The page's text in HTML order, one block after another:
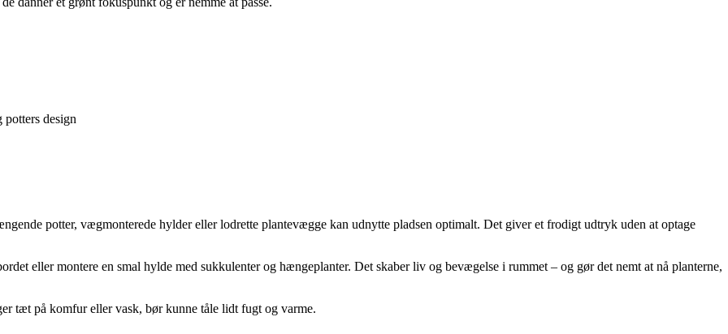
potters design
potter, vægmonterede hylder eller lodrette plantevægge kan udnytte pladsen optimalt. Det giver et frodigt udtryk uden at optage
eller montere en smal hylde med sukkulenter og hængeplanter. Det skaber liv og bevægelse i rummet – og gør det nemt at nå planterne,
tæt på komfur eller vask, bør kunne tåle lidt fugt og varme.